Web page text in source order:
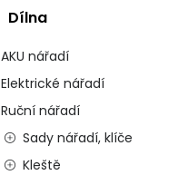
Dílna
AKU nářadí
Elektrické nářadí
Ruční nářadí
Sady nářadí, klíče
Kleště